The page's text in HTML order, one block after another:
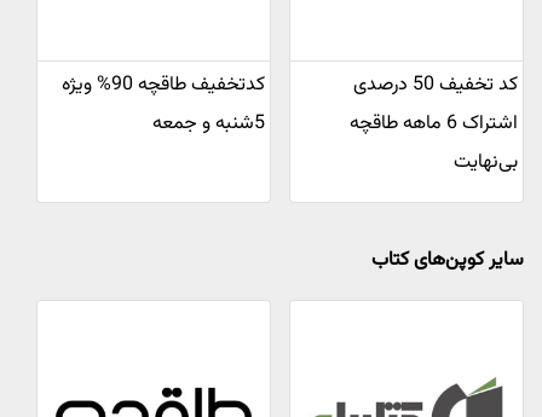
کد تخفیف 50 درصدی
اشتراک 6 ماهه طاقچه
بی‌نهایت
کدتخفیف طاقچه 90% ویژه
5شنبه و جمعه
سایر کوپن‌های کتاب